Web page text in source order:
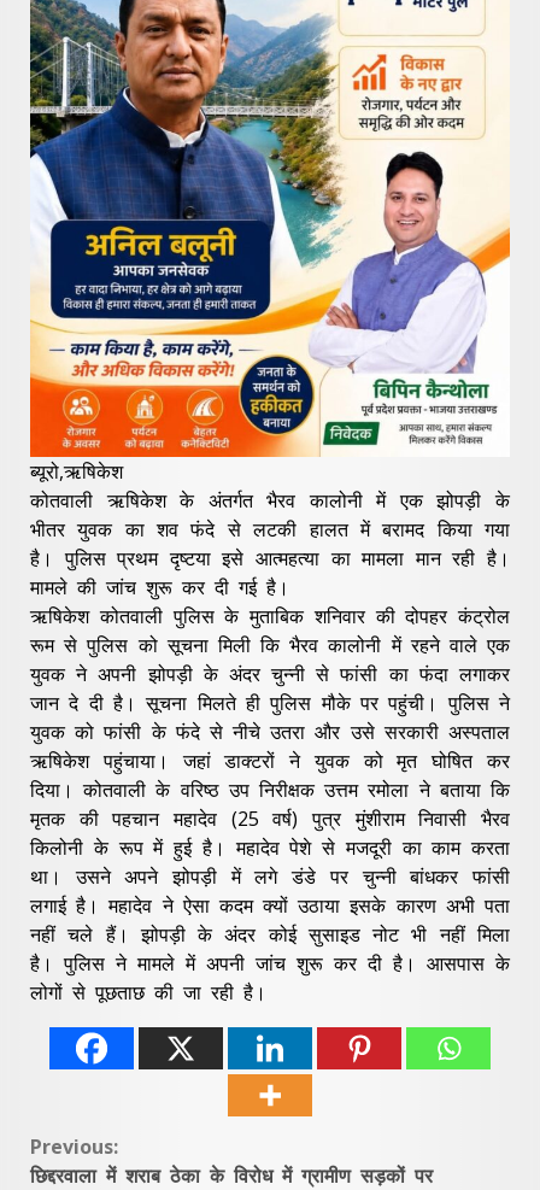
ब्यूरो,ऋषिकेश
कोतवाली ऋषिकेश के अंतर्गत भैरव कालोनी में एक झोपड़ी के
भीतर युवक का शव फंदे से लटकी हालत में बरामद किया गया
है। पुलिस प्रथम दृष्टया इसे आत्महत्या का मामला मान रही है।
मामले की जांच शुरू कर दी गई है।
ऋषिकेश कोतवाली पुलिस के मुताबिक शनिवार की दोपहर कंट्रोल
रूम से पुलिस को सूचना मिली कि भैरव कालोनी में रहने वाले एक
युवक ने अपनी झोपड़ी के अंदर चुन्नी से फांसी का फंदा लगाकर
जान दे दी है। सूचना मिलते ही पुलिस मौके पर पहुंची। पुलिस ने
युवक को फांसी के फंदे से नीचे उतरा और उसे सरकारी अस्पताल
ऋषिकेश पहुंचाया। जहां डाक्टरों ने युवक को मृत घोषित कर
दिया। कोतवाली के वरिष्ठ उप निरीक्षक उत्तम रमोला ने बताया कि
मृतक की पहचान महादेव (25 वर्ष) पुत्र मुंशीराम निवासी भैरव
किलोनी के रूप में हुई है। महादेव पेशे से मजदूरी का काम करता
था। उसने अपने झोपड़ी में लगे डंडे पर चुन्नी बांधकर फांसी
लगाई है। महादेव ने ऐसा कदम क्यों उठाया इसके कारण अभी पता
नहीं चले हैं। झोपड़ी के अंदर कोई सुसाइड नोट भी नहीं मिला
है। पुलिस ने मामले में अपनी जांच शुरू कर दी है। आसपास के
लोगों से पूछताछ की जा रही है।
Continue
Previous:
छिद्दरवाला में शराब ठेका के विरोध में ग्रामीण सड़कों पर